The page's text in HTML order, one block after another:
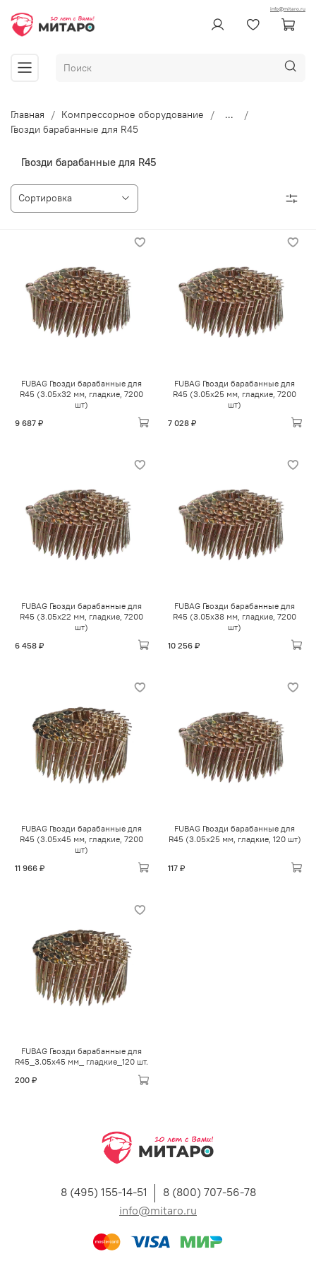
info@mitaro.ru
Главная Компрессорное оборудование
...
Гвозди барабанные для R45
Гвозди барабанные для R45
FUBAG Гвозди барабанные для
R45 (3.05x32 мм, гладкие, 7200
шт)
9 687 ₽
FUBAG Гвозди барабанные для
R45 (3.05x25 мм, гладкие, 7200
шт)
7 028 ₽
FUBAG Гвозди барабанные для
R45 (3.05x22 мм, гладкие, 7200
шт)
6 458 ₽
FUBAG Гвозди барабанные для
R45 (3.05x38 мм, гладкие, 7200
шт)
10 256 ₽
FUBAG Гвозди барабанные для
R45 (3.05x45 мм, гладкие, 7200
шт)
11 966 ₽
FUBAG Гвозди барабанные для
R45 (3.05x25 мм, гладкие, 120 шт)
117 ₽
FUBAG Гвозди барабанные для
R45_3.05x45 мм_ гладкие_120 шт.
200 ₽
8 (495) 155-14-51
8 (800) 707-56-78
info@mitaro.ru